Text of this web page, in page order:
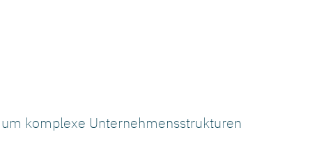
komplexe Unternehmensstrukturen